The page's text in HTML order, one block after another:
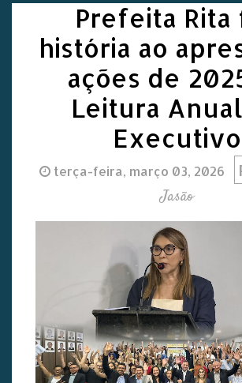
Prefeita Rita
história ao
ações de
Leitura
Executivo
terça-feira, março 03, 2026
Jasão